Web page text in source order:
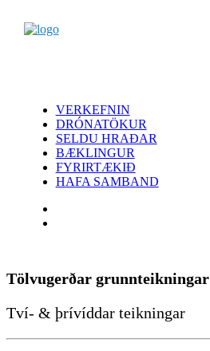
VERKEFNIN
DRÓNATÖKUR
SELDU HRAÐAR
BÆKLINGUR
FYRIRTÆKIÐ
HAFA SAMBAND
Tölvugerðar grunnteikningar
Tví- & þrívíddar teikningar